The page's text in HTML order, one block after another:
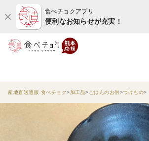
食べチョクアプリ
便利なお知らせが充実！
産地直送通販 食べチョク 加工品 ごはんのお供 つけもの